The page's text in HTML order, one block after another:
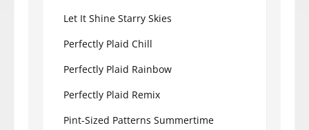
Let It Shine Starry Skies
Perfectly Plaid Chill
Perfectly Plaid Rainbow
Perfectly Plaid Remix
Pint-Sized Patterns Summertime